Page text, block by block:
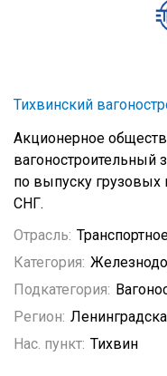
Тихвинский
Акционерное
вагоностроительный
по выпуску грузовых
СНГ.
Отрасль:
Категория:
Подкатегория:
Регион:
Нас. пункт: Тихвин